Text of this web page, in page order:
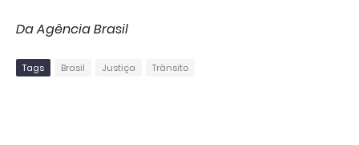
Da Agência Brasil
Tags Brasil Justiça Trânsito